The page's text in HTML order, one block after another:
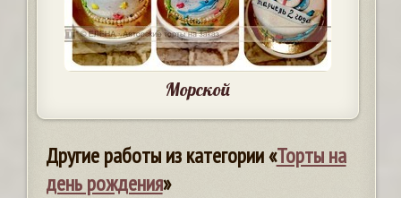
Морской
Другие работы из категории «Торты на
день рождения»